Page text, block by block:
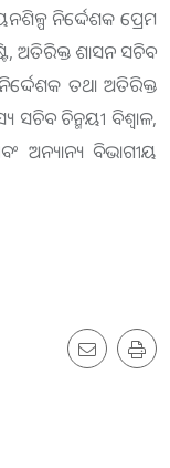
ନିର୍ଦ୍ଦେଶକ ପ୍ରେମ
ଅତିରିକ୍ତ ଶାସନ ସଚିବ
ତଥା ଅତିରିକ୍ତ
ସଚିବ ଚିନ୍ମୟୀ ବିଶ୍ଵାଳ,
ଅନ୍ୟାନ୍ୟ ବିଭାଗୀୟ